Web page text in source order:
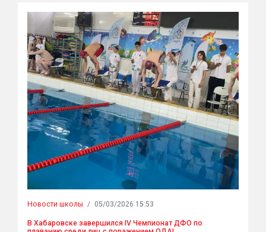
Новости школы / 05/03/2026 15:53
В Хабаровске завершился IV Чемпионат ДФО по